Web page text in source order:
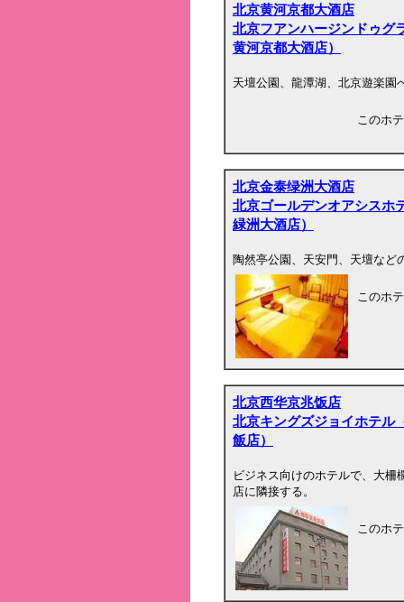
北京黄河京都大酒店
北京フアンハージンドゥグ
黄河京都大酒店）
天壇公園、龍潭湖、北京遊楽園
このホ
北京金泰绿洲大酒店
北京ゴールデンオアシスホ
緑洲大酒店）
陶然亭公園、天安門、天壇など
このホ
北京西华京兆饭店
北京キングズジョイホテル
飯店）
ビジネス向けのホテルで、大柵
店に隣接する。
このホ